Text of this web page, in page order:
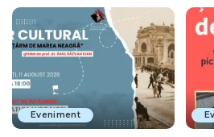
Eveniment